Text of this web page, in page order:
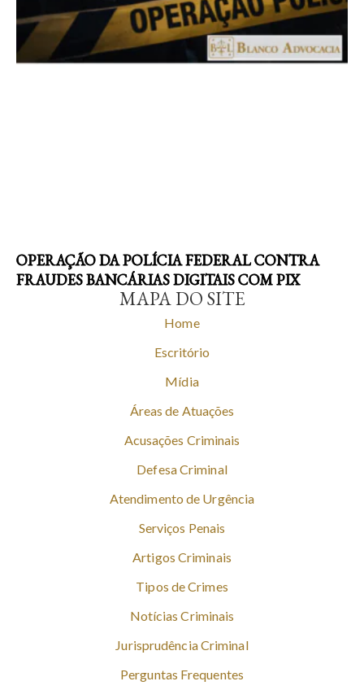
OPERAÇÃO DA POLÍCIA FEDERAL CONTRA
FRAUDES BANCÁRIAS DIGITAIS COM PIX
MAPA DO SITE
Home
Escritório
Mídia
Áreas de Atuações
Acusações Criminais
Defesa Criminal
Atendimento de Urgência
Serviços Penais
Artigos Criminais
Tipos de Crimes
Notícias Criminais
Jurisprudência Criminal
Perguntas Frequentes